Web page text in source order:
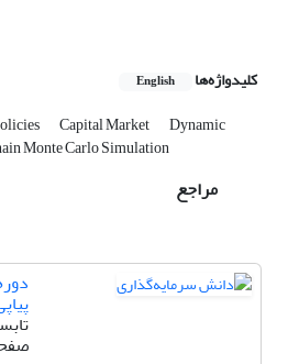
کلیدواژه‌ها English
Capital Market Dynamic
Monte Carlo Simulation
مراجع
پیاپی